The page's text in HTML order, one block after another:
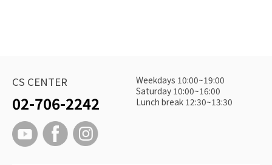
CS CENTER
02-706-2242
Weekdays 10:00~19:00
Saturday 10:00~16:00
Lunch break 12:30~13:30